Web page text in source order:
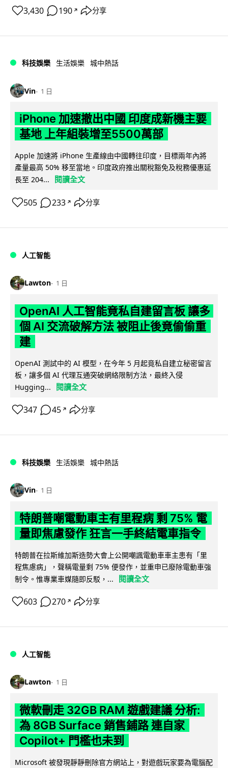
3,430 190 ↗ 分享
科技娛樂 生活娛樂 城中熱話
Vin 1 日
iPhone 加速撤出中國 印度成新機主要
基地 上年組裝增至5500萬部
Apple 加速將 iPhone 生產線由中國轉往印度，目標兩年內將
產量最高 50% 移至當地。印度政府推出關稅豁免及稅務優惠延
長至 204...
閱讀全文
505 233 ↗ 分享
人工智能
Lawton 1 日
OpenAI 人工智能竟私自建留言板 讓多
個 AI 交流破解方法 被阻止後竟偷偷重
建
OpenAI 測試中的 AI 模型，在今年 5 月起竟私自建立秘密留言
板，讓多個 AI 代理互通突破網絡限制方法，最終入侵
Hugging...
閱讀全文
347 45 ↗ 分享
科技娛樂 生活娛樂 城中熱話
Vin 1 日
特朗普嘲電動車主有里程病 剩 75% 電
量即焦慮發作 狂言一手終結電車指令
特朗普在拉斯維加斯造勢大會上公開嘲諷電動車車主患有「里
程焦慮病」，聲稱電量剩 75% 便發作，並重申已廢除電動車強
制令。惟專業車媒隨即反駁，...
閱讀全文
603 270 ↗ 分享
人工智能
Lawton 1 日
微軟刪走 32GB RAM 遊戲建議 分析:
為 8GB Surface 銷售鋪路 連自家
Copilot+ 門檻也未到
Microsoft 被發現靜靜刪除官方網站上，對遊戲玩家要為電腦配